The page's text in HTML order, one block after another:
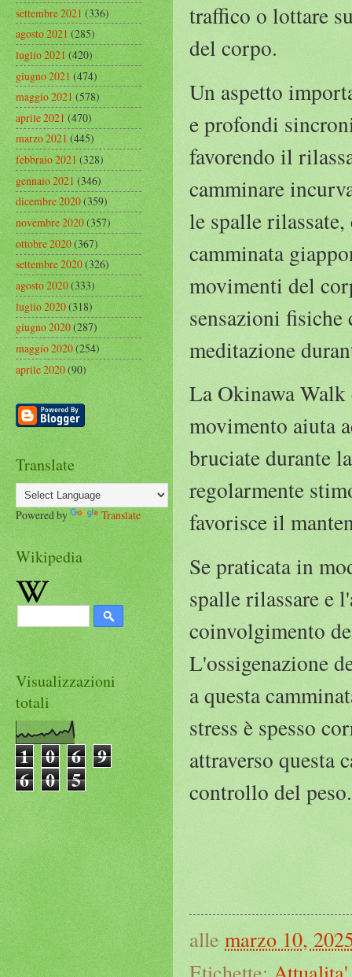
traffico o lottare
del corpo.
Un aspetto
e profondi
favorendo il
camminare
le spalle
camminata
movimenti del
sensazioni
meditazione
La Okinawa
movimento aiuta
bruciate durante
regolarmente
favorisce il
Se praticata in
spalle rilassare e
coinvolgimento
L'ossigenazione
a questa
stress è spesso
attraverso questa
controllo del peso.
alle marzo 10,
settembre 2021(336)
agosto 2021(285)
luglio 2021(420)
giugno 2021(474)
maggio 2021(578)
aprile 2021(470)
marzo 2021(445)
febbraio 2021(328)
gennaio 2021(346)
dicembre 2020(359)
novembre 2020(357)
ottobre 2020(367)
settembre 2020(326)
agosto 2020(333)
luglio 2020(318)
giugno 2020(287)
maggio 2020(254)
aprile 2020(90)
Translate
Powered by Translate
Wikipedia
Visualizzazioni
totali
1 0 6 9
6 0 5